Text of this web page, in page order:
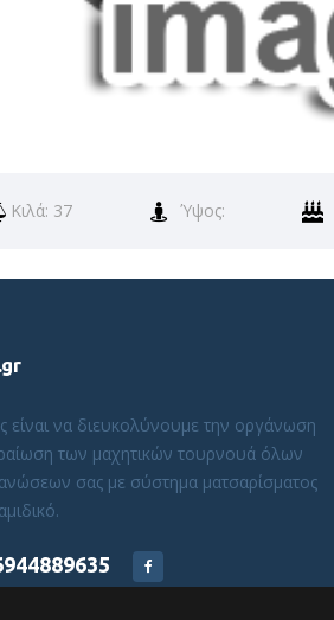
Κιλά: 37 Ύψος:
είναι να διευκολύνουμε την οργάνωση
των μαχητικών τουρνουά όλων
σας με σύστημα ματσαρίσματος